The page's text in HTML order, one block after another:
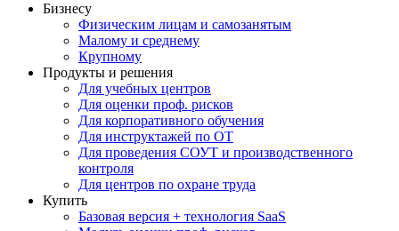
Бизнесу
Физическим лицам и самозанятым
Малому и среднему
Крупному
Продукты и решения
Для учебных центров
Для оценки проф. рисков
Для корпоративного обучения
Для инструктажей по ОТ
Для проведения СОУТ и производственного
контроля
Для центров по охране труда
Купить
Базовая версия + технология SaaS